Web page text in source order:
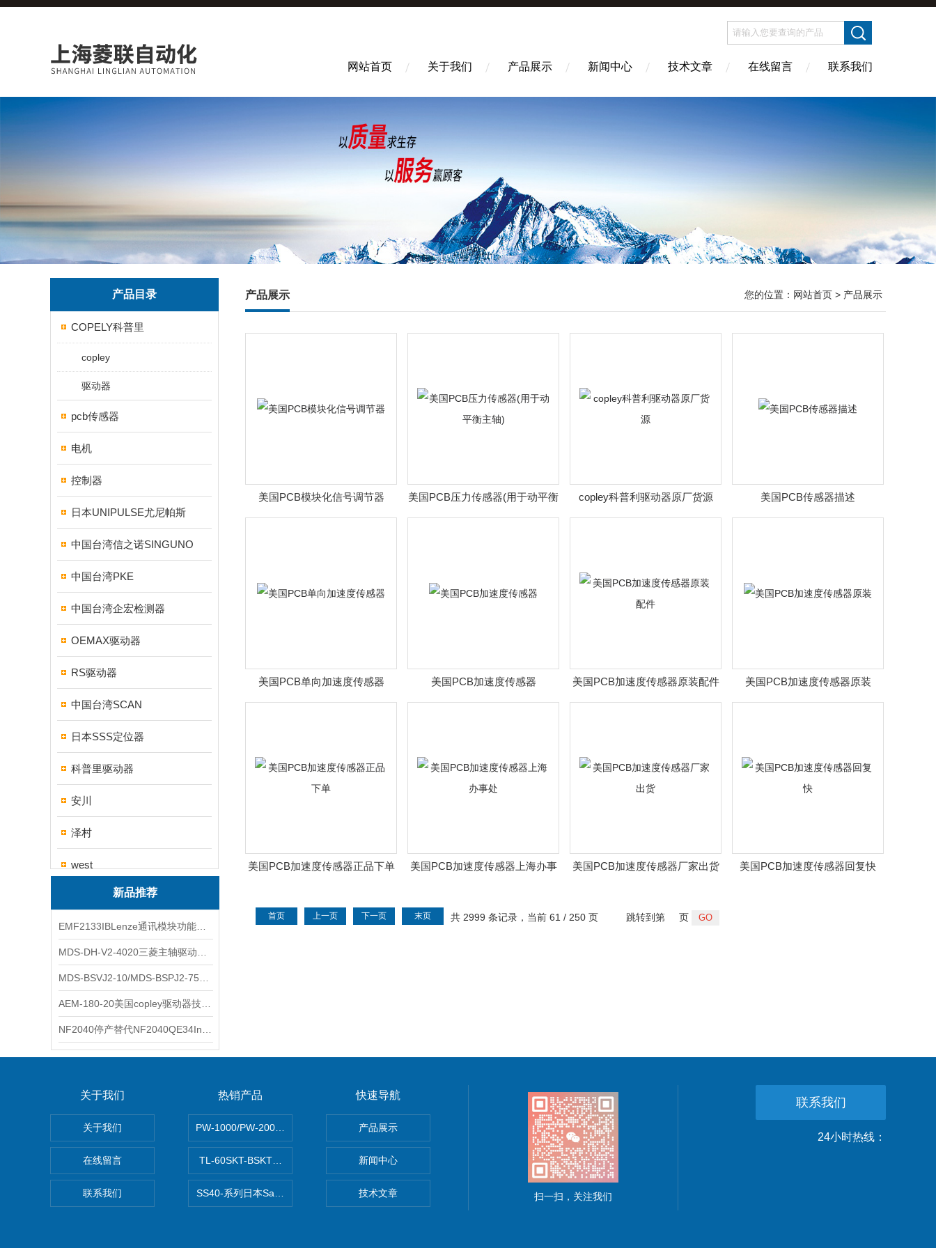
网站首页 关于我们 产品展示 新闻中心 技术文章 在线留言 联系我们
产品目录
COPELY科普里
copley
驱动器
pcb传感器
电机
控制器
日本UNIPULSE尤尼帕斯
中国台湾信之诺SINGUNO
中国台湾PKE
中国台湾企宏检测器
OEMAX驱动器
RS驱动器
中国台湾SCAN
日本SSS定位器
科普里驱动器
安川
泽村
west
三碁
富士
安捷伦
尼利可
AMC驱动器
sss
BORE模块
新品推荐
产品展示 您的位置： 网站首页 > 产品展示
美国PCB模块化信号调节器
美国PCB压力传感器(用于动平衡
主轴)
copley科普利驱动器原厂货源 美国PCB传感器描述
美国PCB单向加速度传感器 美国PCB加速度传感器 美国PCB加速度传感器原装配件 美国PCB加速度传感器原装
美国PCB加速度传感器正品下单
美国PCB加速度传感器上海办事
美国PCB加速度传感器厂家出货 美国PCB加速度传感器回复快
共 2999 条记录，当前 61 / 250 页
首页 上一页 下一页 末页 跳转到第 页
关于我们
关于我们
在线留言
联系我们
热销产品
PW-1000/PW-2000MITSUHASHI三桥纠偏控制器现货
TL-60SKT-BSKTC张力控制器
SS40-系列日本Sawamura泽村电机
快速导航
产品展示
新闻中心
技术文章 扫一扫，关注我们
联系我们
24小时热线：